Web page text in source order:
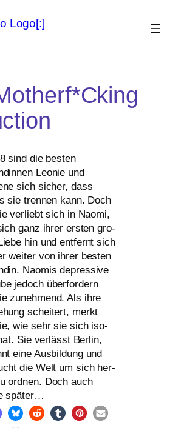
sind die bes­ten
Leonie und
sich sicher, dass
sie tren­nen kann. Doch
ver­liebt sich in Naomi,
ganz ihrer ers­ten gro­
hin und ent­fernt sich
wei­ter von ihrer bes­ten
Naomis depres­si­ve
jedoch über­for­dern
zuneh­mend. Als ihre
schei­tert, merkt
wie sehr sie sich iso­
Sie ver­lässt Berlin,
eine Ausbildung und
die Welt um sich her­
ord­nen. Doch auch
später…